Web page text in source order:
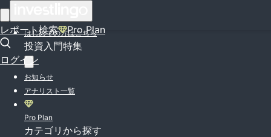
レポート検索 Pro Plan
ログイン
はじめての方はこちら
投資入門特集
お知らせ
アナリスト一覧
Pro Plan
カテゴリから探す